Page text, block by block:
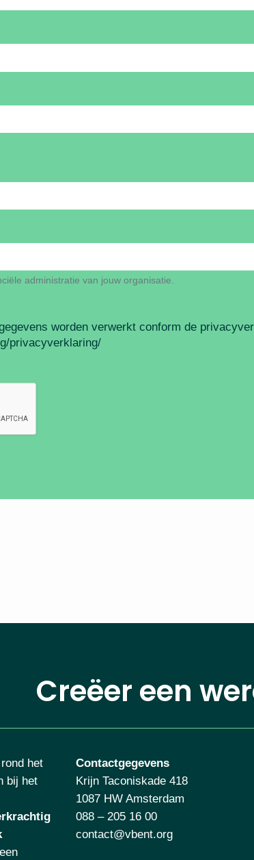
administratie van jouw organisatie.
worden verwerkt conform de
privacyverklaring/
Creëer een
het
bij het
Contactgegevens
Krijn Taconiskade 418
1087 HW Amsterdam
088 – 205 16 00
contact@vbent.org